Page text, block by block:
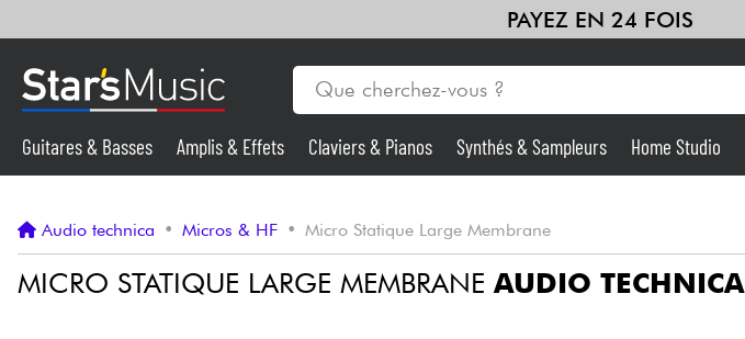
PAYEZ EN 24 FOIS
Synthés & Sampleurs Home Studio
Guitares & Basses Amplis & Effets Claviers & Pianos Synthés & Sampleurs Home Studio
Audio technica • Micros & HF • Micro Statique Large Membrane
MICRO STATIQUE LARGE MEMBRANE AUDIO TECHNICA